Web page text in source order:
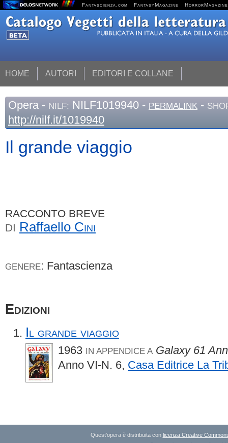
Fantascienza.com FantasyMagazine HorrorMagazine
HOME AUTORI EDITORI E COLLANE
Opera - NILF: NILF1019940 - PERMALINK -
http://nilf.it/1019940
Il grande viaggio
RACCONTO BREVE
DI Raffaello Cini
GENERE: Fantascienza
Edizioni
Il grande viaggio
1963 IN APPENDICE A Galaxy 61
Anno VI-N. 6, Casa Editrice La
Quest'opera è distribuita con licenza Creative